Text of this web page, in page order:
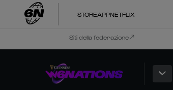
STOREAPPNETFLIX
Siti della federazione